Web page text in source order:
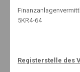
5KR4-64
Registerstelle des